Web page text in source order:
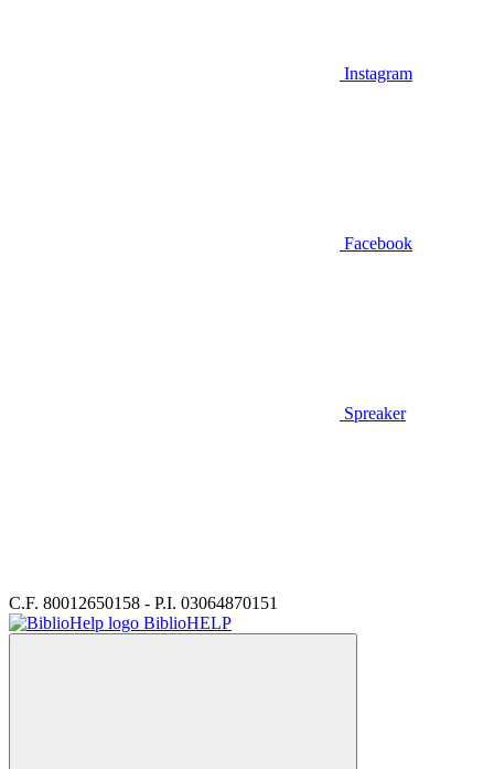
Instagram
Facebook
Spreaker
C.F. 80012650158 - P.I. 03064870151
BiblioHELP